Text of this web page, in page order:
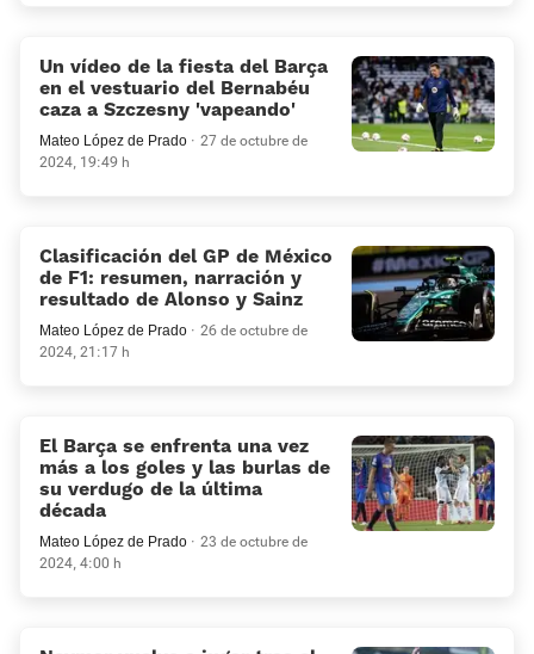
Un vídeo de la fiesta del Barça
en el vestuario del Bernabéu
caza a Szczesny 'vapeando'
Mateo López de Prado
27 de octubre de
2024, 19:49 h
Clasificación del GP de México
de F1: resumen, narración y
resultado de Alonso y Sainz
Mateo López de Prado
26 de octubre de
2024, 21:17 h
El Barça se enfrenta una vez
más a los goles y las burlas de
su verdugo de la última
década
Mateo López de Prado
23 de octubre de
2024, 4:00 h